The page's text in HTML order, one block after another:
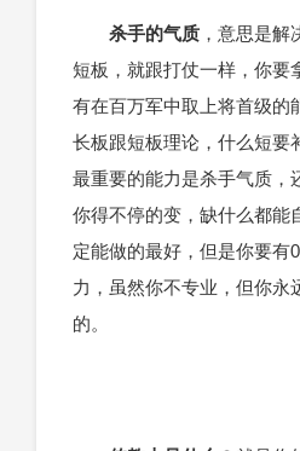
杀手的气质 ，意思是解
短板，就跟打仗一样，你要
有在百万军中取上将首级的
长板跟短板理论，什么短要
最重要的能力是杀手气质，
你得不停的变，缺什么都能
定能做的最好，但是你要有
力，虽然你不专业，但你永
的。